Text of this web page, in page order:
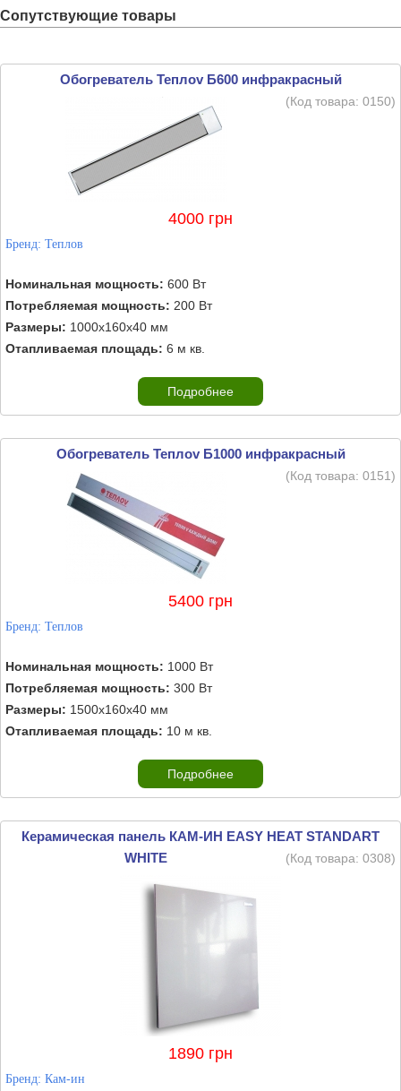
Сопутствующие товары
Обогреватель Теплоv Б600 инфракрасный
(Код товара: 0150)
4000 грн
Бренд: Теплов
Номинальная мощность: 600 Вт
Потребляемая мощность: 200 Вт
Размеры: 1000х160х40 мм
Отапливаемая площадь: 6 м кв.
Подробнее
Обогреватель Теплоv Б1000 инфракрасный
(Код товара: 0151)
5400 грн
Бренд: Теплов
Номинальная мощность: 1000 Вт
Потребляемая мощность: 300 Вт
Размеры: 1500х160х40 мм
Отапливаемая площадь: 10 м кв.
Подробнее
Керамическая панель КАМ-ИН EASY HEAT STANDART
WHITE
(Код товара: 0308)
1890 грн
Бренд: Кам-ин